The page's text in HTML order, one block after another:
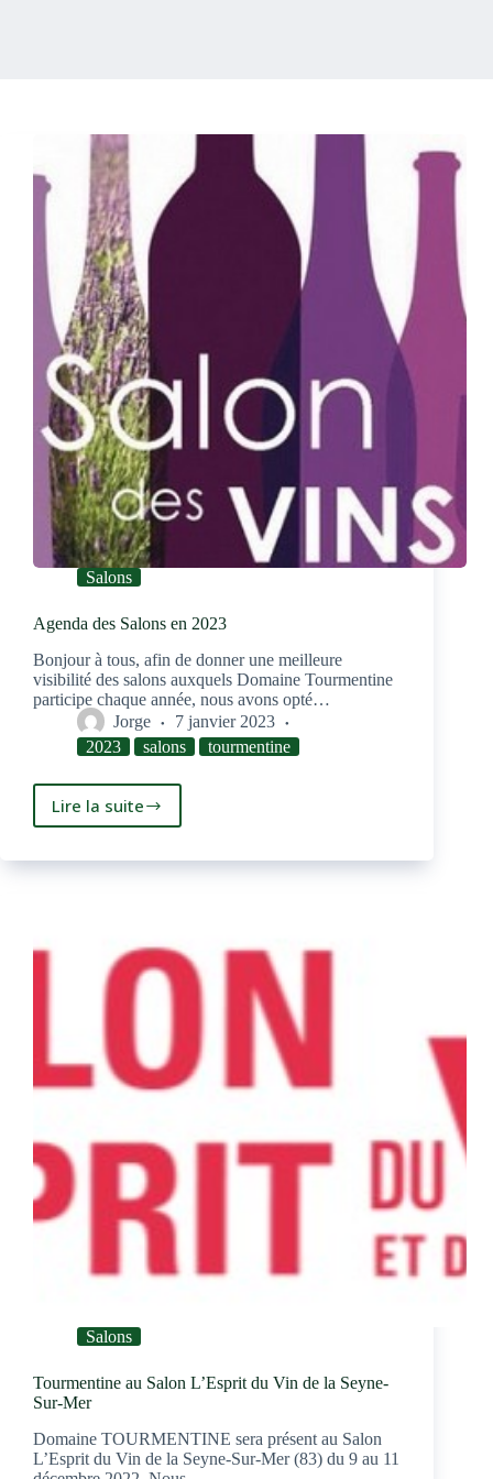
Salons
Agenda des Salons en 2023
Bonjour à tous, afin de donner une meilleure
visibilité des salons auxquels Domaine Tourmentine
participe chaque année, nous avons opté…
Jorge
7 janvier 2023
2023
salons tourmentine
Lire la suite
Agenda
Salons
Salons
Tourmentine au Salon L’Esprit du Vin de la Seyne-
Sur-Mer
Domaine TOURMENTINE sera présent au Salon
L’Esprit du Vin de la Seyne-Sur-Mer (83) du 9 au 11